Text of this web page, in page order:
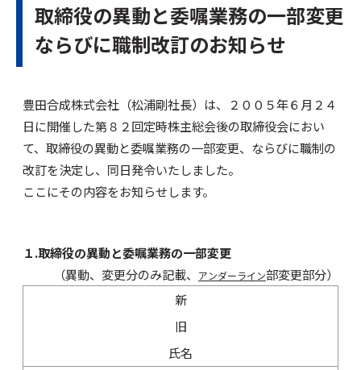
取締役の異動と委嘱業務の一部変更
ならびに職制改訂のお知らせ
豊田合成株式会社（松浦剛社長）は、２００５年６月２４
日に開催した第８２回定時株主総会後の取締役会におい
て、取締役の異動と委嘱業務の一部変更、ならびに職制の
改訂を決定し、同日発令いたしました。
ここにその内容をお知らせします。
１.取締役の異動と委嘱業務の一部変更
（異動、変更分のみ記載、
アンダーライン部変更部分）
新
旧
氏名